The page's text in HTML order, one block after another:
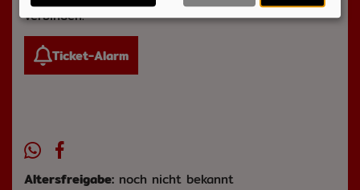
verbinden.
Ticket-Alarm
Altersfreigabe: noch nicht bekannt